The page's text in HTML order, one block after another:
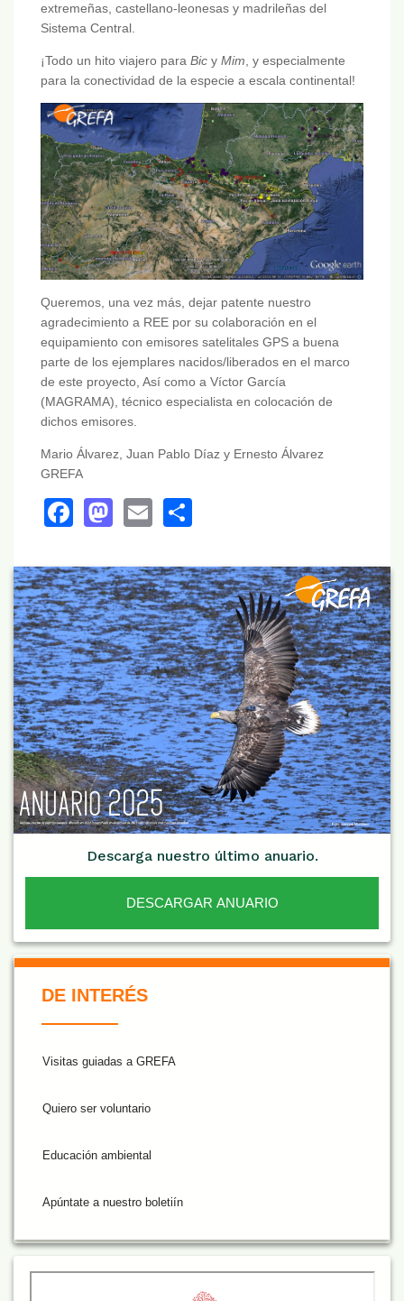
extremeñas, castellano-leonesas y madrileñas del
Sistema Central.
¡Todo un hito viajero para Bic y Mim, y especialmente
para la conectividad de la especie a escala continental!
Queremos, una vez más, dejar patente nuestro
agradecimiento a REE por su colaboración en el
equipamiento con emisores satelitales GPS a buena
parte de los ejemplares nacidos/liberados en el marco
de este proyecto, Así como a Víctor García
(MAGRAMA), técnico especialista en colocación de
dichos emisores.
Mario Álvarez, Juan Pablo Díaz y Ernesto Álvarez
GREFA
Facebook
Mastodon
Email
Descarga nuestro último anuario.
DESCARGAR ANUARIO
De Interés NARANJA
DE INTERÉS
Visitas guiadas a GREFA
Quiero ser voluntario
Educación ambiental
Apúntate a nuestro boletiín